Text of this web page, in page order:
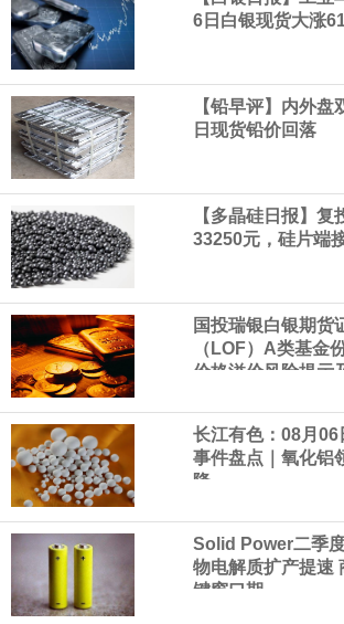
WPP股价料创1992年以来最大单日涨幅
谷歌规划的印度数据中心枢纽建设工作正
在地上方的山坡已经被开挖，露出赤红土
环保人士的反对声浪持续高涨，给这家美
美元的项目制造重重阻碍
欧股开盘涨跌不一，德国DAX指数跌
0.08%，法国CAC40指数涨0.03%，欧洲
意大利富时MIB指数跌0.18%。
LME伦镍日内跌超3.00%，现报
瑞士7月季调后失业率 3.1%，预期 3.1%
季调失业率 3%，预期 3%，前值 2.9%。
6日白银现货大涨
【铅早评】内外
日现货铅价回落
【多晶硅日报】复
33250元，硅片端
国投瑞银白银期货
（LOF）A类基金
价格溢价风险提示
长江有色：08月06
事件盘点｜氧化铝
降
Solid Power二季
物电解质扩产提速
键窗口期